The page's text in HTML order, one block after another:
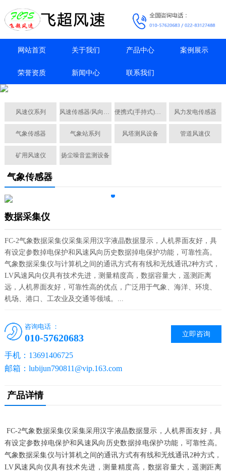
网站首页 关于我们 产品中心 案例展示
荣誉资质 新闻中心 联系我们
风速仪系列 风速传感器/风向传感器 便携式(手持式)风速仪 风力发电传感器
气象传感器 气象站系列 风塔测风设备 管道风速仪
矿用风速仪 扬尘噪音监测设备
气象传感器
数据采集仪
FC-2气象数据采集仪采集采用汉字液晶数据显示，人机界面友好，具
有设定参数掉电保护和风速风向历史数据掉电保护功能，可靠性高。
气象数据采集仪与计算机之间的通讯方式有有线和无线通讯2种方式，
LV风速风向仪具有技术先进，测量精度高，数据容量大，遥测距离
远，人机界面友好，可靠性高的优点，广泛用于气象、海洋、环境、
机场、港口、工农业及交通等领域。...
立即咨询
咨询电话 ：
010-57620683
手机：13691406725
邮箱：lubijun790811@vip.163.com
产品详情
FC-2气象数据采集仪采集采用汉字液晶数据显示，人机界面友好，具
有设定参数掉电保护和风速风向历史数据掉电保护功能，可靠性高。
气象数据采集仪与计算机之间的通讯方式有有线和无线通讯2种方式，
LV风速风向仪具有技术先进，测量精度高，数据容量大，遥测距离